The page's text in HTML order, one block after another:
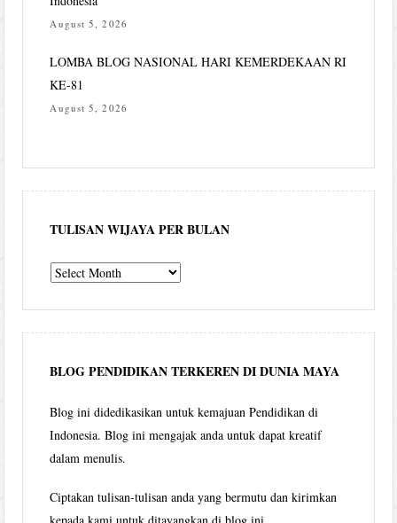
August 5, 2026
LOMBA BLOG NASIONAL HARI KEMERDEKAAN RI
KE-81
August 5, 2026
TULISAN WIJAYA PER BULAN
Tulisan
per
bulan
BLOG PENDIDIKAN TERKEREN DI DUNIA MAYA
Blog ini didedikasikan untuk kemajuan Pendidikan di
Indonesia. Blog ini mengajak anda untuk dapat kreatif
dalam menulis.
Ciptakan tulisan-tulisan anda yang bermutu dan kirimkan